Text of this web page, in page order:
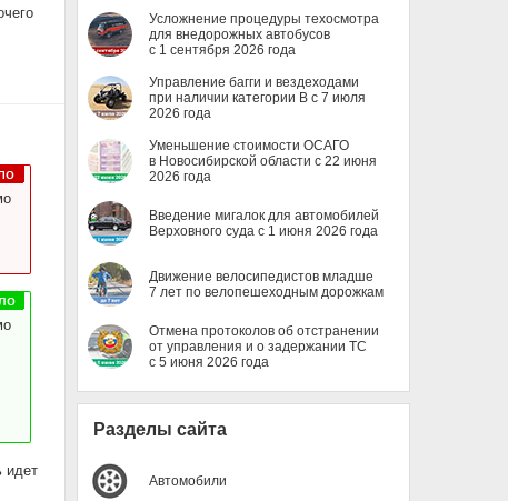
идет
Усложнение процедуры техосмотра
для внедорожных автобусов
с 1 сентября 2026 года
Управление багги и вездеходами
при наличии категории B с 7 июля
2026 года
Уменьшение стоимости ОСАГО
в Новосибирской области с 22 июня
2026 года
Введение мигалок для автомобилей
Верховного суда с 1 июня 2026 года
Движение велосипедистов младше
7 лет по велопешеходным дорожкам
Отмена протоколов об отстранении
от управления и о задержании ТС
с 5 июня 2026 года
Разделы сайта
Автомобили